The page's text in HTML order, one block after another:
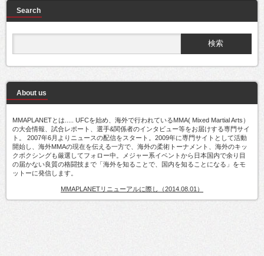
Search
About us
MMAPLANETとは..... UFCを始め、海外で行われているMMA( Mixed Martial Arts）
の大会情報、試合レポート、選手&関係者のインタビュー等をお届けする専門サイ
ト。 2007年6月よりニュースの配信をスタート。2009年に専門サイトとして活動
開始し、海外MMAの現在を伝える一方で、海外の柔術トーナメント、海外のキッ
クボクシングも厳選してフォロー中。メジャー系イベントから日本国内で余り目
の届かない良質の格闘技まで「海外を知ることで、国内を知ることになる」をモ
ットーに発信します。
MMAPLANETリニューアルに際し（2014.08.01）